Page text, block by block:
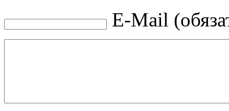
E-Mail